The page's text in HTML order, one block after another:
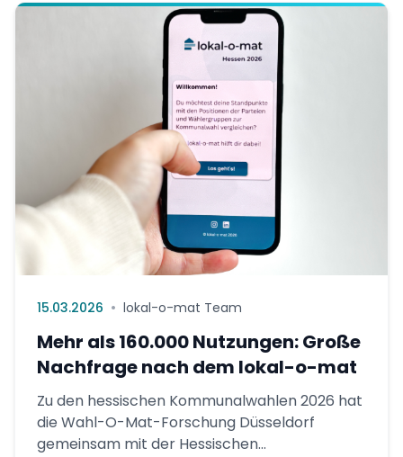
15.03.2026 • lokal-o-mat Team
Mehr als 160.000 Nutzungen: Große
Nachfrage nach dem lokal-o-mat
Zu den hessischen Kommunalwahlen 2026 hat
die Wahl-O-Mat-Forschung Düsseldorf
gemeinsam mit der Hessischen